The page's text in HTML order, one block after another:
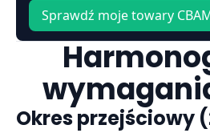
Sprawdź moje towary
Okres przejściowy